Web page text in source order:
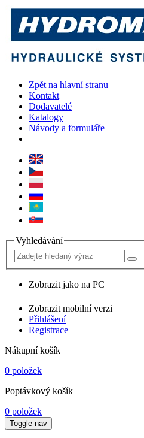
Zpět na hlavní stranu
Kontakt
Dodavatelé
Katalogy
Návody a formuláře
Vyhledávání
Zobrazit jako na PC
Zobrazit mobilní verzi
Přihlášení
Registrace
Nákupní košík
0 položek
Poptávkový košík
0 položek
Toggle nav